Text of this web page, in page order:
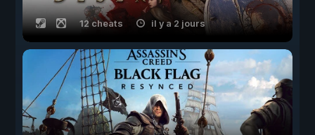
12 cheats il y a 2 jours